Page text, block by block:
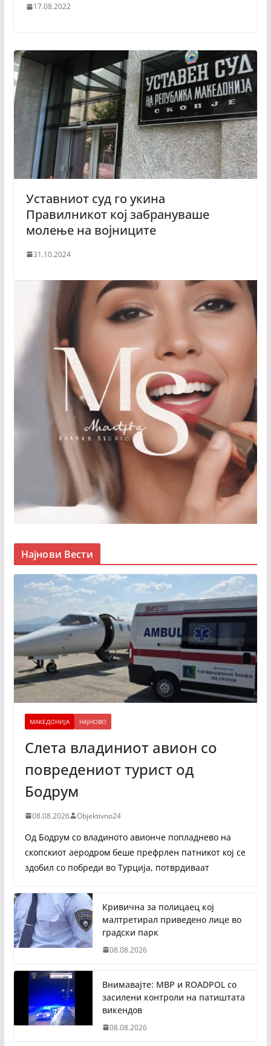
17.08.2022
Уставниот суд го укина
Правилникот кој забрануваше
молење на војниците
31.10.2024
Најнови Вести
МАКЕДОНИЈА НАЈНОВО
Слета владиниот авион со
повредениот турист од
Бодрум
08.08.2026 Objektivno24
Од Бодрум со владиното авионче попладнево на
скопскиот аеродром беше префрлен патникот кој се
здобил со побреди во Турција, потврдиваат
Кривична за полицаец кој
малтретирал приведено лице во
градски парк
08.08.2026
Внимавајте: МВР и ROADPOL со
засилени контроли на патиштата
викендов
08.08.2026